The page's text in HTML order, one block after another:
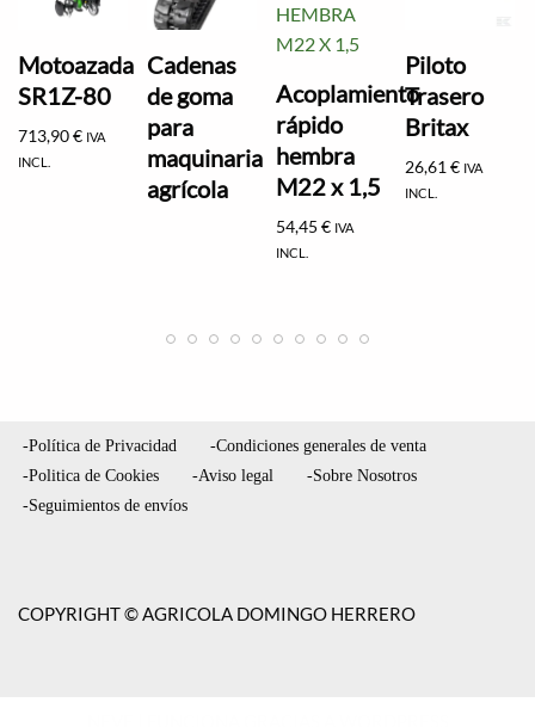
Motoazada
SR1Z-80
713,90€ IVA
INCL.
Cadenas
de goma
para
maquinaria
agrícola
Acoplamiento
rápido
hembra
M22 x 1,5
54,45€ IVA
INCL.
Piloto
Trasero
Britax
26,61€ IVA
INCL.
-Política de Privacidad
-Condiciones generales de venta
-Politica de Cookies
-Aviso legal
-Sobre Nosotros
-Seguimientos de envíos
COPYRIGHT © AGRICOLA DOMINGO HERRERO